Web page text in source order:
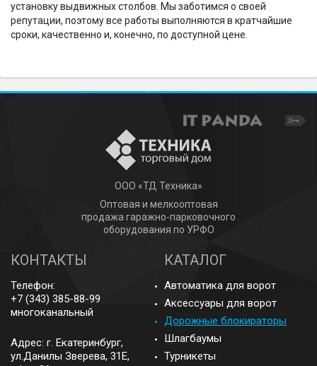
установку выдвижных столбов. Мы заботимся о своей
репутации, поэтому все работы выполняются в кратчайшие
сроки, качественно и, конечно, по доступной цене.
ООО «ТД Техника»
Оптовая и мелкооптовая
продажа гаражно-парковочного
оборудования по УРФО
КОНТАКТЫ
Телефон:
+7 (343) 385-88-99
многоканальный
Адрес: г. Екатеринбург,
ул.Данилы Зверева, 31Е,
КАТАЛОГ
Автоматика для ворот
Аксессуары для ворот
Дорожные блокираторы
Шлагбаумы
Турникеты